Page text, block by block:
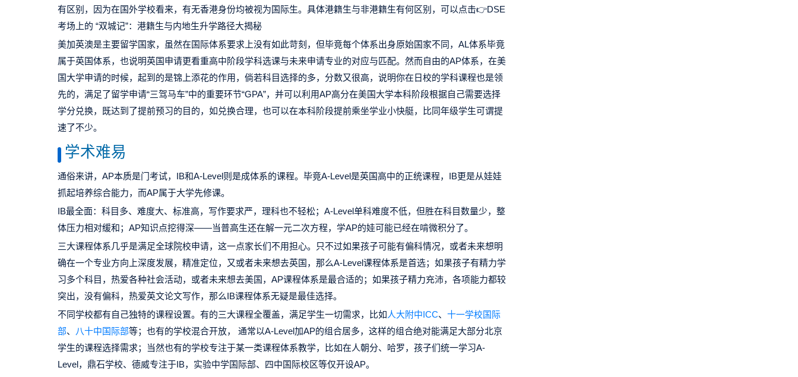
有区别，因为在国外学校看来，有无香港身份均被视为国际生。具体港籍生与非港籍生有何区别，可以点击👉DSE
考场上的 “双城记”：港籍生与内地生升学路径大揭秘
美加英澳是主要留学国家，虽然在国际体系要求上没有如此苛刻，但毕竟每个体系出身原始国家不同，AL体系毕竟
属于英国体系，也说明英国申请更看重高中阶段学科选课与未来申请专业的对应与匹配。然而自由的AP体系，在美
国大学申请的时候，起到的是锦上添花的作用，倘若科目选择的多，分数又很高，说明你在日校的学科课程也是领
先的，满足了留学申请“三驾马车”中的重要环节“GPA”，并可以利用AP高分在美国大学本科阶段根据自己需要选择
学分兑换，既达到了提前预习的目的，如兑换合理，也可以在本科阶段提前乘坐学业小快艇，比同年级学生可谓提
速了不少。
学术难易
通俗来讲，AP本质是门考试，IB和A-Level则是成体系的课程。毕竟A-Level是英国高中的正统课程，IB更是从娃娃
抓起培养综合能力，而AP属于大学先修课。
IB最全面：科目多、难度大、标准高，写作要求严，理科也不轻松；A-Level单科难度不低，但胜在科目数量少，整
体压力相对缓和；AP知识点挖得深——当普高生还在解一元二次方程，学AP的娃可能已经在啃微积分了。
三大课程体系几乎是满足全球院校申请，这一点家长们不用担心。只不过如果孩子可能有偏科情况，或者未来想明
确在一个专业方向上深度发展，精准定位，又或者未来想去英国，那么A-Level课程体系是首选；如果孩子有精力学
习多个科目，热爱各种社会活动，或者未来想去美国，AP课程体系是最合适的；如果孩子精力充沛，各项能力都较
突出，没有偏科，热爱英文论文写作，那么IB课程体系无疑是最佳选择。
不同学校都有自己独特的课程设置。有的三大课程全覆盖，满足学生一切需求，比如人大附中ICC、 十一学校国际
部、 八十中国际部等；也有的学校混合开放， 通常以A-Level加AP的组合居多，这样的组合绝对能满足大部分北京
学生的课程选择需求；当然也有的学校专注于某一类课程体系教学，比如在人朝分、哈罗，孩子们统一学习A-
Level，鼎石学校、德威专注于IB，实验中学国际部、四中国际校区等仅开设AP。